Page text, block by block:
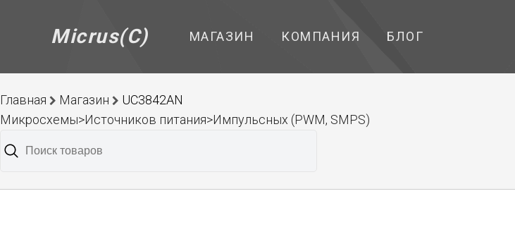
Micrus(C) МАГАЗИН КОМПАНИЯ БЛОГ
Главная Магазин
UC3842AN
Микросхемы>Источников питания>Импульсных (PWM, SMPS)